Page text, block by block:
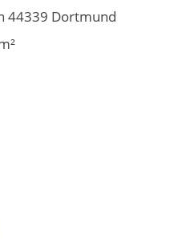
44339 Dortmund